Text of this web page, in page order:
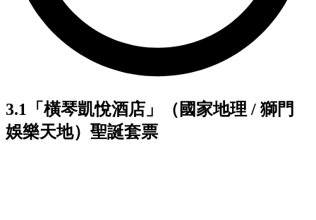
3.1「橫琴凱悅酒店」（國家地理 / 獅門
娛樂天地） 聖誕套票